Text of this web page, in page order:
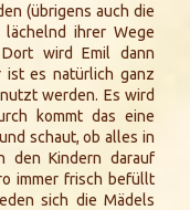
(übrigens auch die
ihrer Wege
wird Emil dann
ist es natürlich ganz
werden. Es wird
kommt das eine
schaut, ob alles in
den Kindern darauf
immer frisch befüllt
sich die Mädels